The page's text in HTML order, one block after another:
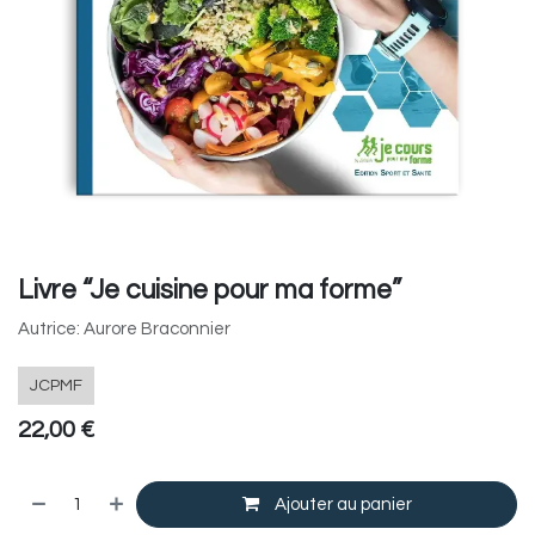
Livre “Je cuisine pour ma forme”
Autrice: Aurore Braconnier
JCPMF
22,00 €
Ajouter au panier